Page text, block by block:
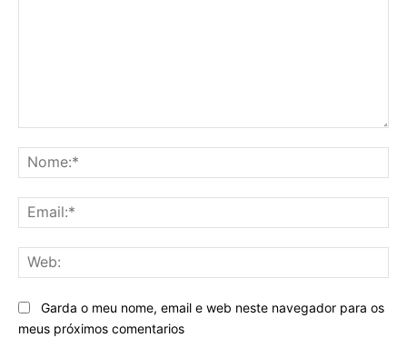
Garda o meu nome, email e web neste navegador para os
meus próximos comentarios